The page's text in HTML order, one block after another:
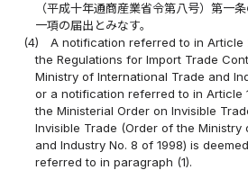
（平成十年通商産業省令第八号）第一
一項の届出とみなす。
(4)
A notification referred to in Article
the Regulations for Import Trade
Ministry of International Trade and
or a notification referred to in Article
the Ministerial Order on Invisible
Invisible Trade (Order of the Ministry
and Industry No. 8 of 1998) is
referred to in paragraph (1).